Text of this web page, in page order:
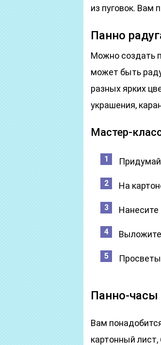
из пуговок. Вам
Панно
Можно создать
может быть
разных ярких
украшения,
Мастер-
На
Нанесите
Выложите
Панно-часы
Вам
картонный лист,